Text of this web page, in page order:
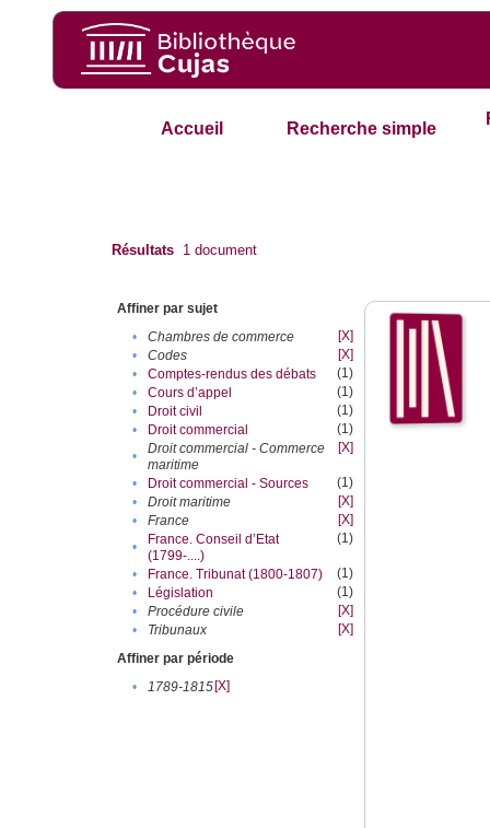
Accueil Recherche simple
Résultats 1 document
Affiner par sujet
•
Chambres de commerce
[X]
•
Codes
[X]
•
Comptes-rendus des débats
(1)
•
Cours d’appel
(1)
•
Droit civil
(1)
•
Droit commercial
(1)
•
Droit commercial - Commerce
maritime
[X]
• Droit commercial - Sources
(1)
•
Droit maritime
[X]
•
France
[X]
•
France. Conseil d’Etat
(1799-....)
(1)
• France. Tribunat (1800-1807)
(1)
•
Législation
(1)
•
Procédure civile
[X]
•
Tribunaux
[X]
Affiner par période
•
1789-1815[X]